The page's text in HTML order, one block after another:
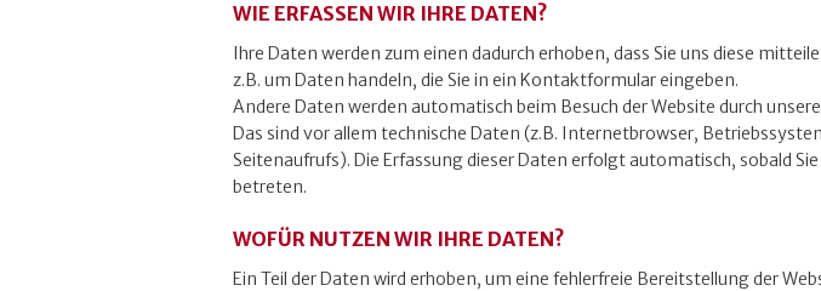
WIE ERFASSEN WIR IHRE DATEN?
Ihre Daten werden zum einen dadurch erhoben, dass Sie uns diese
z.B. um Daten handeln, die Sie in ein Kontaktformular eingeben.
Andere Daten werden automatisch beim Besuch der Website durch
Das sind vor allem technische Daten (z.B. Internetbrowser,
Seitenaufrufs). Die Erfassung dieser Daten erfolgt automatisch, sobald
betreten.
WOFÜR NUTZEN WIR IHRE DATEN?
Ein Teil der Daten wird erhoben, um eine fehlerfreie Bereitstellung der